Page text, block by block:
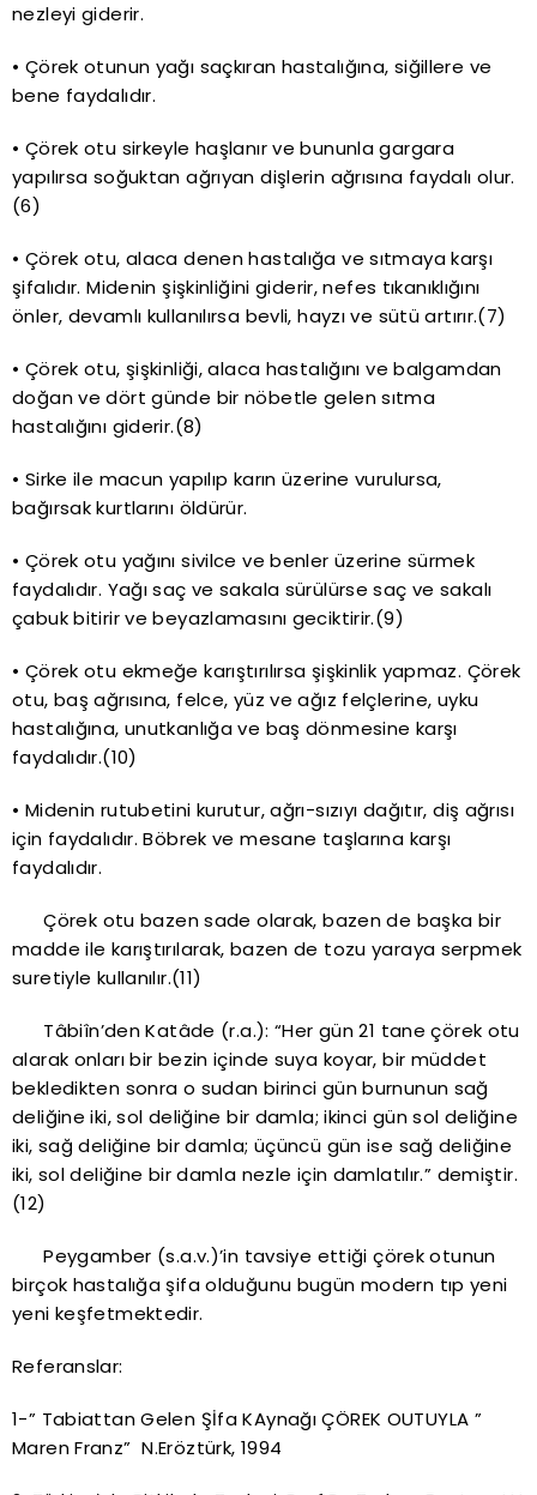
nezleyi giderir.
• Çörek otunun yağı saçkıran hastalığına, siğillere ve
bene faydalıdır.
• Çörek otu sirkeyle haşlanır ve bununla gargara
yapılırsa soğuktan ağrıyan dişlerin ağrısına faydalı olur.
(6)
• Çörek otu, alaca denen hastalığa ve sıtmaya karşı
şifalıdır. Midenin şişkinliğini giderir, nefes tıkanıklığını
önler, devamlı kullanılırsa bevli, hayzı ve sütü artırır.(7)
• Çörek otu, şişkinliği, alaca hastalığını ve balgamdan
doğan ve dört günde bir nöbetle gelen sıtma
hastalığını giderir.(8)
• Sirke ile macun yapılıp karın üzerine vurulursa,
bağırsak kurtlarını öldürür.
• Çörek otu yağını sivilce ve benler üzerine sürmek
faydalıdır. Yağı saç ve sakala sürülürse saç ve sakalı
çabuk bitirir ve beyazlamasını geciktirir.(9)
• Çörek otu ekmeğe karıştırılırsa şişkinlik yapmaz. Çörek
otu, baş ağrısına, felce, yüz ve ağız felçlerine, uyku
hastalığına, unutkanlığa ve baş dönmesine karşı
faydalıdır.(10)
• Midenin rutubetini kurutur, ağrı-sızıyı dağıtır, diş ağrısı
için faydalıdır. Böbrek ve mesane taşlarına karşı
faydalıdır.
Çörek otu bazen sade olarak, bazen de başka bir
madde ile karıştırılarak, bazen de tozu yaraya serpmek
suretiyle kullanılır.(11)
Tâbiîn’den Katâde (r.a.): “Her gün 21 tane çörek otu
alarak onları bir bezin içinde suya koyar, bir müddet
bekledikten sonra o sudan birinci gün burnunun sağ
deliğine iki, sol deliğine bir damla; ikinci gün sol deliğine
iki, sağ deliğine bir damla; üçüncü gün ise sağ deliğine
iki, sol deliğine bir damla nezle için damlatılır.” demiştir.
(12)
Peygamber (s.a.v.)’in tavsiye ettiği çörek otunun
birçok hastalığa şifa olduğunu bugün modern tıp yeni
yeni keşfetmektedir.
Referanslar:
1-” Tabiattan Gelen Şİfa KAynağı ÇÖREK OUTUYLA ”
Maren Franz” N.Eröztürk, 1994